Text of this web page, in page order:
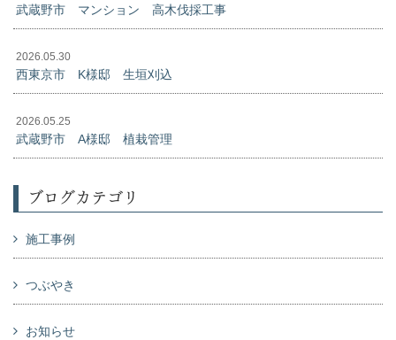
武蔵野市 マンション 高木伐採工事
2026.05.30
西東京市 K様邸 生垣刈込
2026.05.25
武蔵野市 A様邸 植栽管理
ブログカテゴリ
施工事例
つぶやき
お知らせ